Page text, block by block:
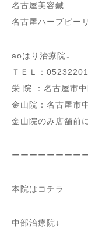
名古屋美容鍼
名古屋ハーブピー
aoはり治療院↓
ＴＥＬ：
栄 院 ：名古屋市
金山院：名古屋市
金山院のみ店舗前
ーーーーーーーー
本院はコチラ
中部治療院↓